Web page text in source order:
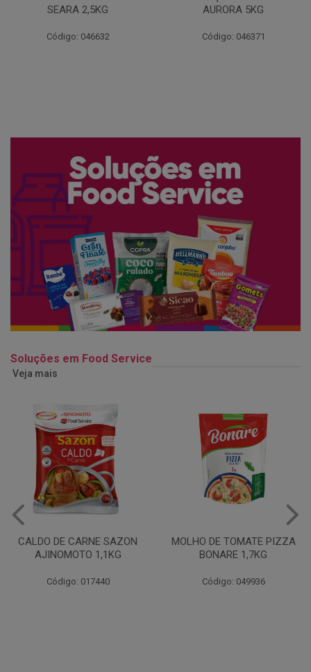
AURORA 5KG
Código: 046371
FATIADO PAKAN 200G
Código: 061522
Soluções em Food Service
Veja mais
MOLHO DE TOMATE PIZZA
BONARE 1,7KG
Código: 049936
MARGARINA USO
PROFISSIONAL 80% CUKIN
Código: 062469